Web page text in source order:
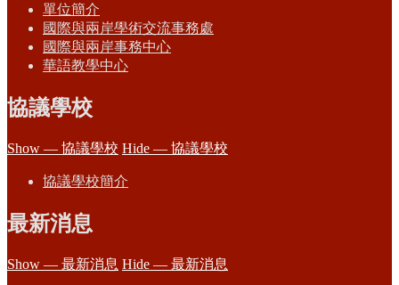
單位簡介
國際與兩岸學術交流事務處
國際與兩岸事務中心
華語教學中心
協議學校
Show — 協議學校 Hide — 協議學校
協議學校簡介
最新消息
Show — 最新消息 Hide — 最新消息